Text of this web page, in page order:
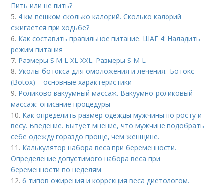
Пить или не пить?
5. 4 км пешком сколько калорий. Сколько калорий
сжигается при ходьбе?
6. Как составить правильное питание. ШАГ 4: Наладить
режим питания
7. Размеры S M L XL XXL. Размеры S M L
8.Уколы ботокса для омоложения и лечения.. Ботокс
(Botox) – основные характеристики
9. Роликово вакуумный массаж. Вакуумно-роликовый
массаж: описание процедуры
10. Как определить размер одежды мужчины по росту и
весу. Введение. Бытует мнение, что мужчине подобрать
себе одежду гораздо проще, чем женщине.
11. Калькулятор набора веса при беременности.
Определение допустимого набора веса при
беременности по неделям
12.6 типов ожирения и коррекция веса диетологом.